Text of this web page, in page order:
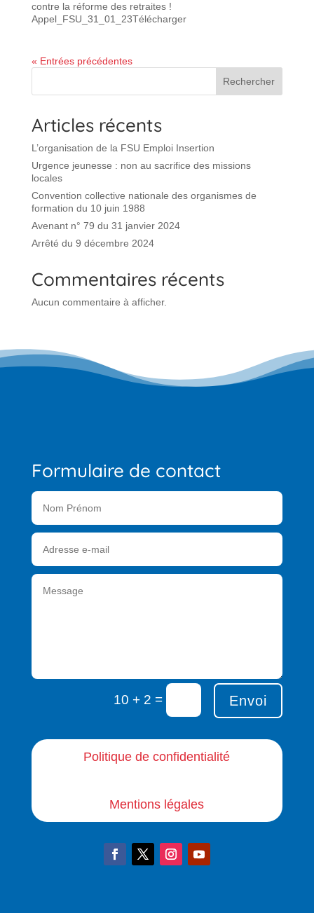
contre la réforme des retraites !
Appel_FSU_31_01_23Télécharger
« Entrées précédentes
Rechercher
Articles récents
L’organisation de la FSU Emploi Insertion
Urgence jeunesse : non au sacrifice des missions
locales
Convention collective nationale des organismes de
formation du 10 juin 1988
Avenant n° 79 du 31 janvier 2024
Arrêté du 9 décembre 2024
Commentaires récents
Aucun commentaire à afficher.
Formulaire de contact
10 + 2 = Envoi
Politique de confidentialité
Mentions légales